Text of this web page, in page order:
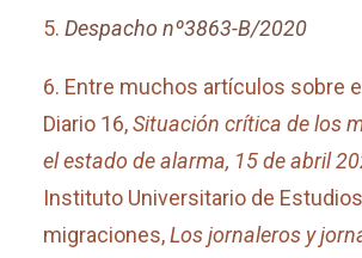
5. Despacho nº3863-B/2020
6. Entre muchos artículos sobre
Diario 16,Situación crítica de los
el estado de alarma, 15 de abril
Instituto Universitario de
migraciones,Los jornaleros y